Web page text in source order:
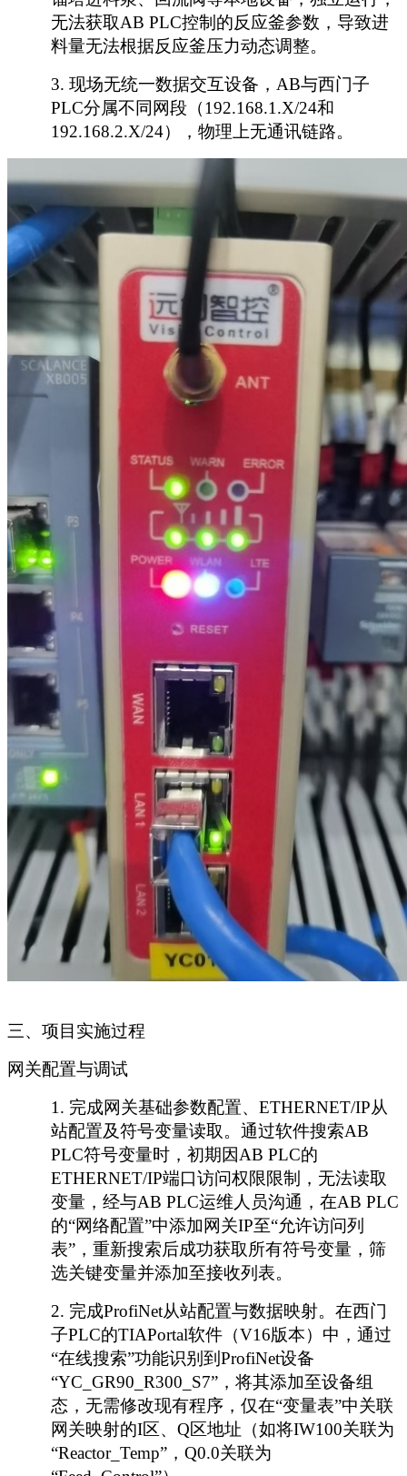
无法获取AB PLC控制的反应釜参数，导致进
料量无法根据反应釜压力动态调整。
3. 现场无统一数据交互设备， AB与西门子
PLC分属不同网段（192.168.1.X/24和
192.168.2.X/24），物理上无通讯链路。
三、项目实施过程
网关配置与调试
1. 完成网关基础参数配置、 ETHERNET/IP从
站配置及符号变量读取。通过软件搜索AB
PLC符号变量时，初期因AB PLC的
ETHERNET/IP端口访问权限限制，无法读取
变量，经与AB PLC运维人员沟通，在AB PLC
的“网络配置”中添加网关IP至“允许访问列
表”，重新搜索后成功获取所有符号变量，筛
选关键变量并添加至接收列表。
2. 完成ProfiNet从站配置与数据映射。在西门
子PLC的TIAPortal软件（V16版本）中，通过
“在线搜索”功能识别到ProfiNet设备
“YC_GR90_R300_S7”，将其添加至设备组
态，无需修改现有程序，仅在“变量表”中关联
网关映射的I区、Q区地址（如将IW100关联为
“Reactor_Temp”，Q0.0关联为